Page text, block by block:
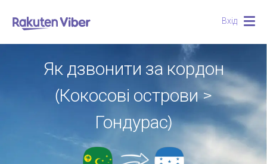
Вхід
Як дзвонити за кордон
(Кокосові острови >
Гондурас)